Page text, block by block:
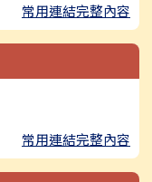
常用連結完整內容
常用連結完整內容